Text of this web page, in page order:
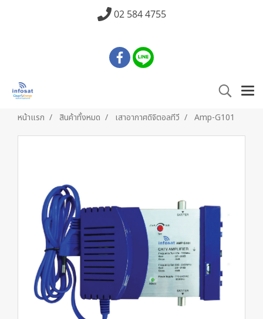
02 584 4755
หน้าแรก สินค้าทั้งหมด เสาอากาศดิจิตอลทีวี Amp-G101